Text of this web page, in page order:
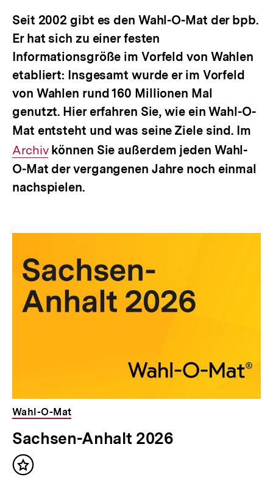
Seit 2002 gibt es den Wahl-O-Mat der bpb.
Er hat sich zu einer festen
Informationsgröße im Vorfeld von Wahlen
etabliert: Insgesamt wurde er im Vorfeld
von Wahlen rund 160 Millionen Mal
genutzt. Hier erfahren Sie, wie ein Wahl-O-
Mat entsteht und was seine Ziele sind. Im
Archivkönnen Sie außerdem jeden Wahl-
O-Mat der vergangenen Jahre noch einmal
nachspielen.
Wahl-O-Mat
Sachsen-Anhalt 2026
Inhalt